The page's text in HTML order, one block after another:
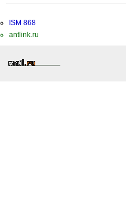
ISM 868
antlink.ru